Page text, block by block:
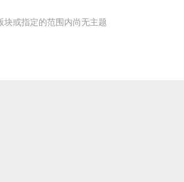
块或指定的范围内尚无主题